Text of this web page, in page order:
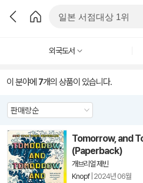
외국도서
이 분야에 7개의 상품이 있습니다.
Tomorrow, and
(Paperback)
개브리얼 제빈
Knopf| 2024년 06월